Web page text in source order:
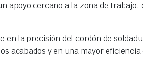
cercano a la zona de trabajo,
la precisión del cordón de
acabados y en una mayor eficiencia